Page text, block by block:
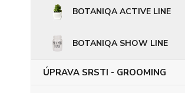
BOTANIQA ACTIVE LINE
BOTANIQA SHOW LINE
ÚPRAVA SRSTI - GROOMING